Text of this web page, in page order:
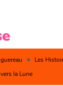
• Les
la Lune